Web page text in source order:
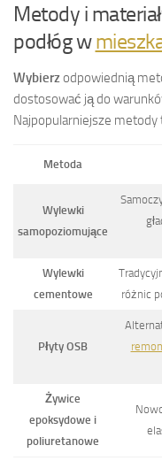
Metody i
podłóg w
Wybierzodpowiednią
dostosować ją do
Najpopularniejsze metody
Metoda
Wylewki
samopoziomujące
Wylewki
cementowe
różnic
Płyty OSB
Żywice
epoksydowe i
poliuretanowe